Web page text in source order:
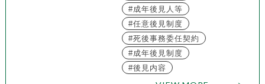
成年後見人等
任意後見制度
死後事務委任契約
成年後見制度
後見内容